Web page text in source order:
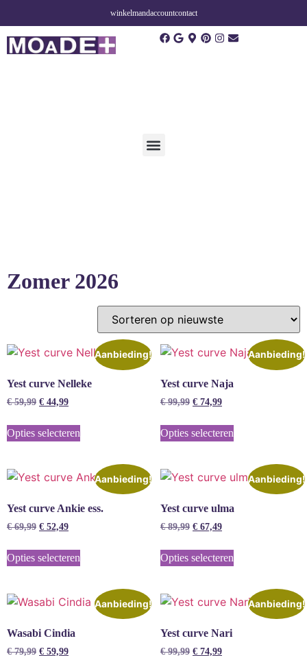
winkelmandaccountcontact
Zomer 2026
Aanbieding!
Yest curve Nelleke
€59,99 € 44,99
Opties selecteren
Aanbieding!
Yest curve Naja
€99,99 € 74,99
Opties selecteren
Aanbieding!
Yest curve Ankie ess.
€69,99 € 52,49
Opties selecteren
Aanbieding!
Yest curve ulma
€89,99 € 67,49
Opties selecteren
Aanbieding!
Wasabi Cindia
€79,99 € 59,99
Aanbieding!
Yest curve Nari
€99,99 € 74,99